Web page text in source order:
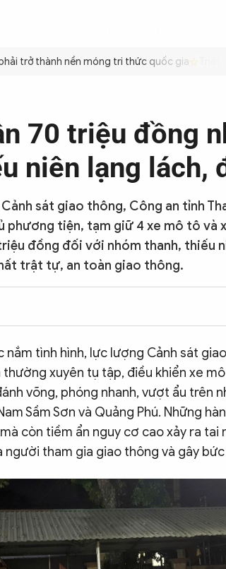
trở thành nền móng tri thức quốc gia Triệt để
70 triệu đồng
niên lạng lách,
Cảnh sát giao thông, Công an tỉnh
phương tiện, tạm giữ 4 xe mô tô và
đồng đối với nhóm thanh, thiếu
trật tự, an toàn giao thông.
nắm tình hình, lực lượng Cảnh sát
xuyên tụ tập, điều khiển xe
võng, phóng nhanh, vượt ẩu trên
Sầm Sơn và Quảng Phú. Những
còn tiềm ẩn nguy cơ cao xảy ra tai
người tham gia giao thông và gây